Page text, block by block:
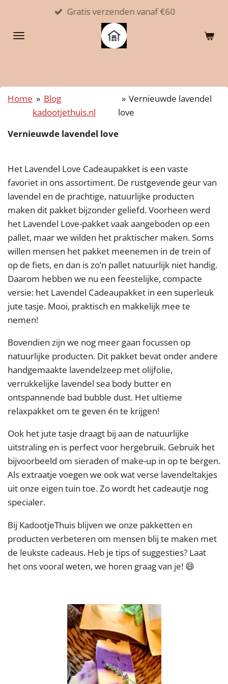
naar
Gratis verzenden vanaf €60
Home » Blog
kadootjethuis.nl
» Vernieuwde lavendel
love
Vernieuwde lavendel love
Het Lavendel Love Cadeaupakket is een vaste
favoriet in ons assortiment. De rustgevende geur van
lavendel en de prachtige, natuurlijke producten
maken dit pakket bijzonder geliefd. Voorheen werd
het Lavendel Love-pakket vaak aangeboden op een
pallet, maar we wilden het praktischer maken. Soms
willen mensen het pakket meenemen in de trein of
op de fiets, en dan is zo’n pallet natuurlijk niet handig.
Daarom hebben we nu een feestelijke, compacte
versie: het Lavendel Cadeaupakket in een superleuk
jute tasje. Mooi, praktisch en makkelijk mee te
nemen!
Bovendien zijn we nog meer gaan focussen op
natuurlijke producten. Dit pakket bevat onder andere
handgemaakte lavendelzeep met olijfolie,
verrukkelijke lavendel sea body butter en
ontspannende bad bubble dust. Het ultieme
relaxpakket om te geven én te krijgen!
Ook het jute tasje draagt bij aan de natuurlijke
uitstraling en is perfect voor hergebruik. Gebruik het
bijvoorbeeld om sieraden of make-up in op te bergen.
Als extraatje voegen we ook wat verse lavendeltakjes
uit onze eigen tuin toe. Zo wordt het cadeautje nog
specialer.
Bij KadootjeThuis blijven we onze pakketten en
producten verbeteren om mensen blij te maken met
de leukste cadeaus. Heb je tips of suggesties? Laat
het ons vooral weten, we horen graag van je! 😄